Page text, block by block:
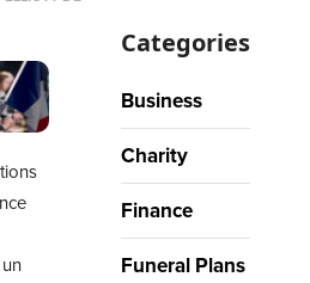
Categories
Business
Charity
Finance
Funeral Plans